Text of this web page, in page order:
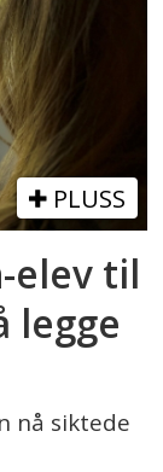
PLUSS
elev til
legge
nå siktede